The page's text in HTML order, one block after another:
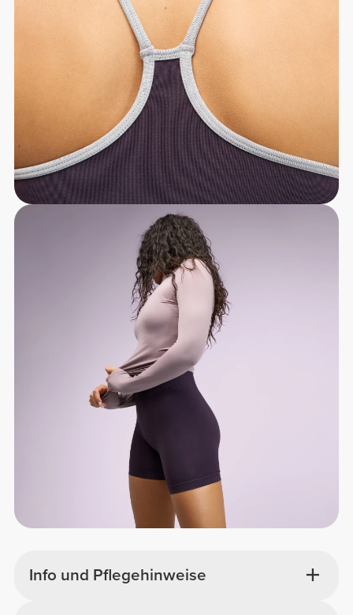
Info und Pflegehinweise